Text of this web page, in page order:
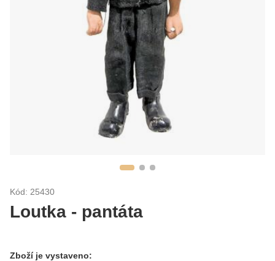
Kód: 25430
Loutka - pantáta
Zboží je vystaveno: